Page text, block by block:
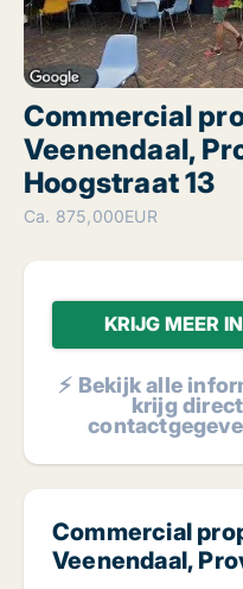
Commercial
Veenendaal,
Hoogstraat 13
Ca. 875,000EUR
KRIJG MEER
⚡ Bekijk alle
krijg
Commercial
Veenendaal,